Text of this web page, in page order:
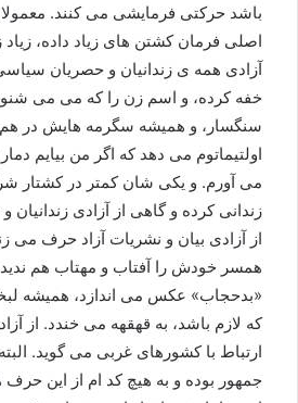
باشد حرکتی فرمایشی می کنند.
اصلی فرمان کشتن های زیاد داده،
آزادی همه ی زندانیان و حصریان
خفه کرده، و اسم زن را که می می شنود
سنگسار، و همیشه سگرمه هایش در
اولتیماتوم می دهد که اگر من بیایم
می آورم. و یکی شان کمتر در کشتار
زندانی کرده و گاهی از آزادی
از آزادی بیان و نشریات آزاد حرف می
همسر خودش را آفتاب و مهتاب هم
«بدحجاب» عکس می اندازد، همیشه
که لازم باشد، به قهقهه می خندد. از
ارتباط با کشورهای غربی می گوید.
جمهور بوده و به هیچ کد ام از این